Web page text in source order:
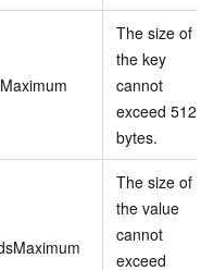
The size of
the key
cannot
exceed 512
bytes.
The size of
the value
cannot
exceed